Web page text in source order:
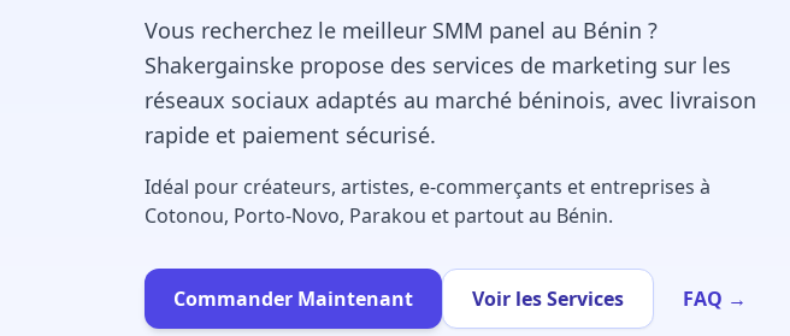
Vous recherchez le meilleur SMM panel au Bénin ?
Shakergainske propose des services de marketing sur les
réseaux sociaux adaptés au marché béninois, avec livraison
rapide et paiement sécurisé.
Idéal pour créateurs, artistes, e-commerçants et entreprises à
Cotonou, Porto-Novo, Parakou et partout au Bénin.
Commander Maintenant Voir les Services FAQ →